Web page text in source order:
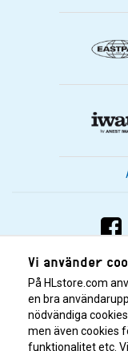
Vi använder
På HLstore.com
en bra
nödvändiga
men även cookies
funktionalitet etc.